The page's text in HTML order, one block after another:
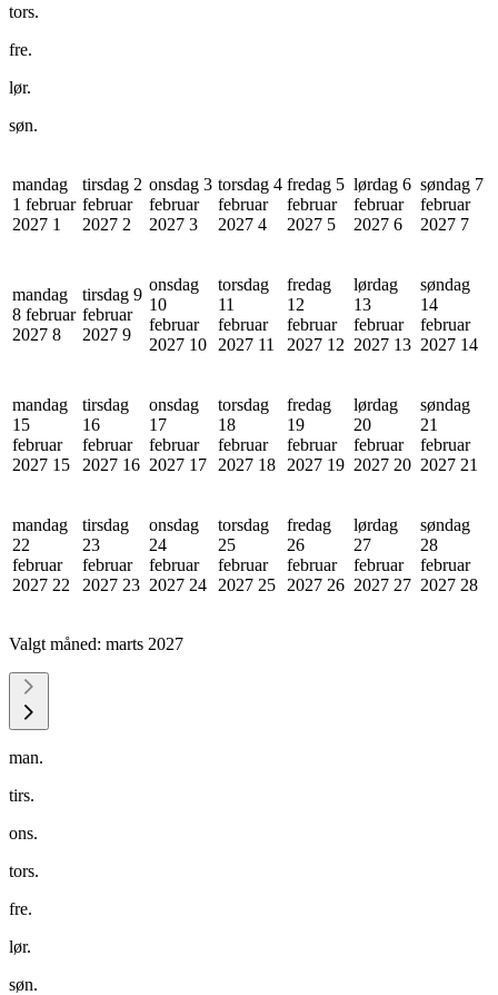
tors.
fre.
lør.
søn.
mandag
1 februar
2027 1
tirsdag 2
februar
2027 2
onsdag 3
februar
2027 3
torsdag 4
februar
2027 4
fredag 5
februar
2027 5
lørdag 6
februar
2027 6
søndag 7
februar
2027 7
mandag
8 februar
2027 8
tirsdag 9
februar
2027 9
onsdag
10
februar
2027 10
torsdag
11
februar
2027 11
fredag
12
februar
2027 12
lørdag
13
februar
2027 13
søndag
14
februar
2027 14
mandag
15
februar
2027 15
tirsdag
16
februar
2027 16
onsdag
17
februar
2027 17
torsdag
18
februar
2027 18
fredag
19
februar
2027 19
lørdag
20
februar
2027 20
søndag
21
februar
2027 21
mandag
22
februar
2027 22
tirsdag
23
februar
2027 23
onsdag
24
februar
2027 24
torsdag
25
februar
2027 25
fredag
26
februar
2027 26
lørdag
27
februar
2027 27
søndag
28
februar
2027 28
Valgt måned: marts 2027
man.
tirs.
ons.
tors.
fre.
lør.
søn.